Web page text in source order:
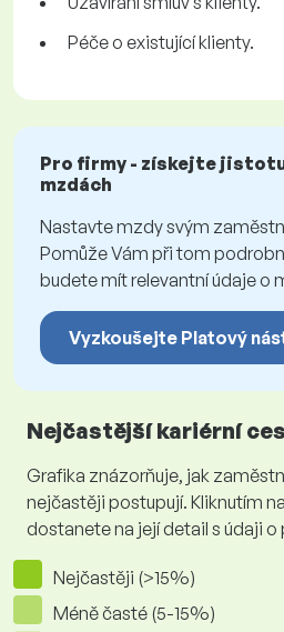
Péče o existující klienty.
Pro firmy - získejte
mzdách
Nastavte mzdy svým
Pomůže Vám při tom
budete mít relevantní údaje o
Vyzkoušejte Platový
Nejčastější kariérní
Grafika znázorňuje, jak
nejčastěji postupují. Kliknutím
dostanete na její detail s údaji o
Nejčastěji (>15%)
Méně časté (5-15%)